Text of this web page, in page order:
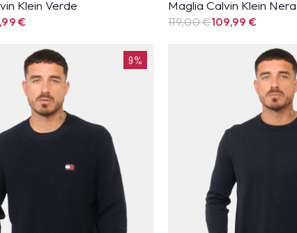
Klein Verde
€
Maglia Calvin Klein Nera
119,00 €109,99€
9%